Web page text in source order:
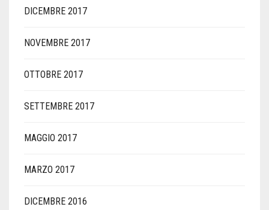
DICEMBRE 2017
NOVEMBRE 2017
OTTOBRE 2017
SETTEMBRE 2017
MAGGIO 2017
MARZO 2017
DICEMBRE 2016